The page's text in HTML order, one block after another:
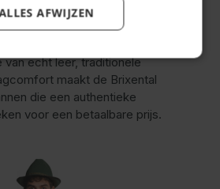
een iets modernere
van echt leer, traditionele
maakt de Brixental
die een authentieke
voor een betaalbare prijs.
AFWIJZEN